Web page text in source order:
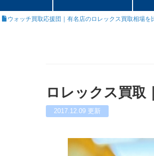
ウォッチ買取応援団｜有名店のロレックス買取相場を
ロレックス買取
2017.12.09 更新